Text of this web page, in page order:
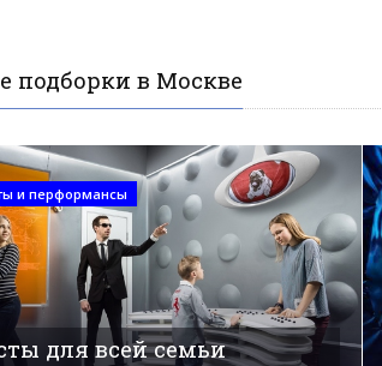
подборки в Москве
и перформансы
для всей семьи